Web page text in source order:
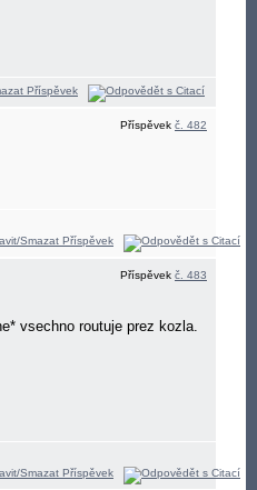
Příspěvek č. 482
Příspěvek č. 483
vsechno routuje prez kozla.